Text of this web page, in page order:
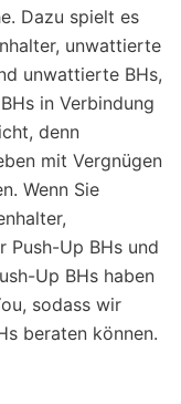
Dazu spielt es
unwattierte
unwattierte BHs,
in Verbindung
denn
mit Vergnügen
Wenn Sie
Push-Up BHs und
Up BHs haben
sodass wir
beraten können.